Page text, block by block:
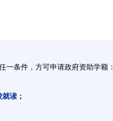
一条件，方可申请政府资助学额：
读；